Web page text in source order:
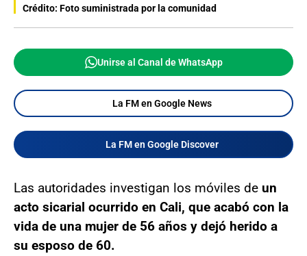
Crédito: Foto suministrada por la comunidad
Unirse al Canal de WhatsApp
La FM en Google News
La FM en Google Discover
Las autoridades investigan los móviles de un
acto sicarial ocurrido en Cali, que acabó con la
vida de una mujer de 56 años y dejó herido a
su esposo de 60.